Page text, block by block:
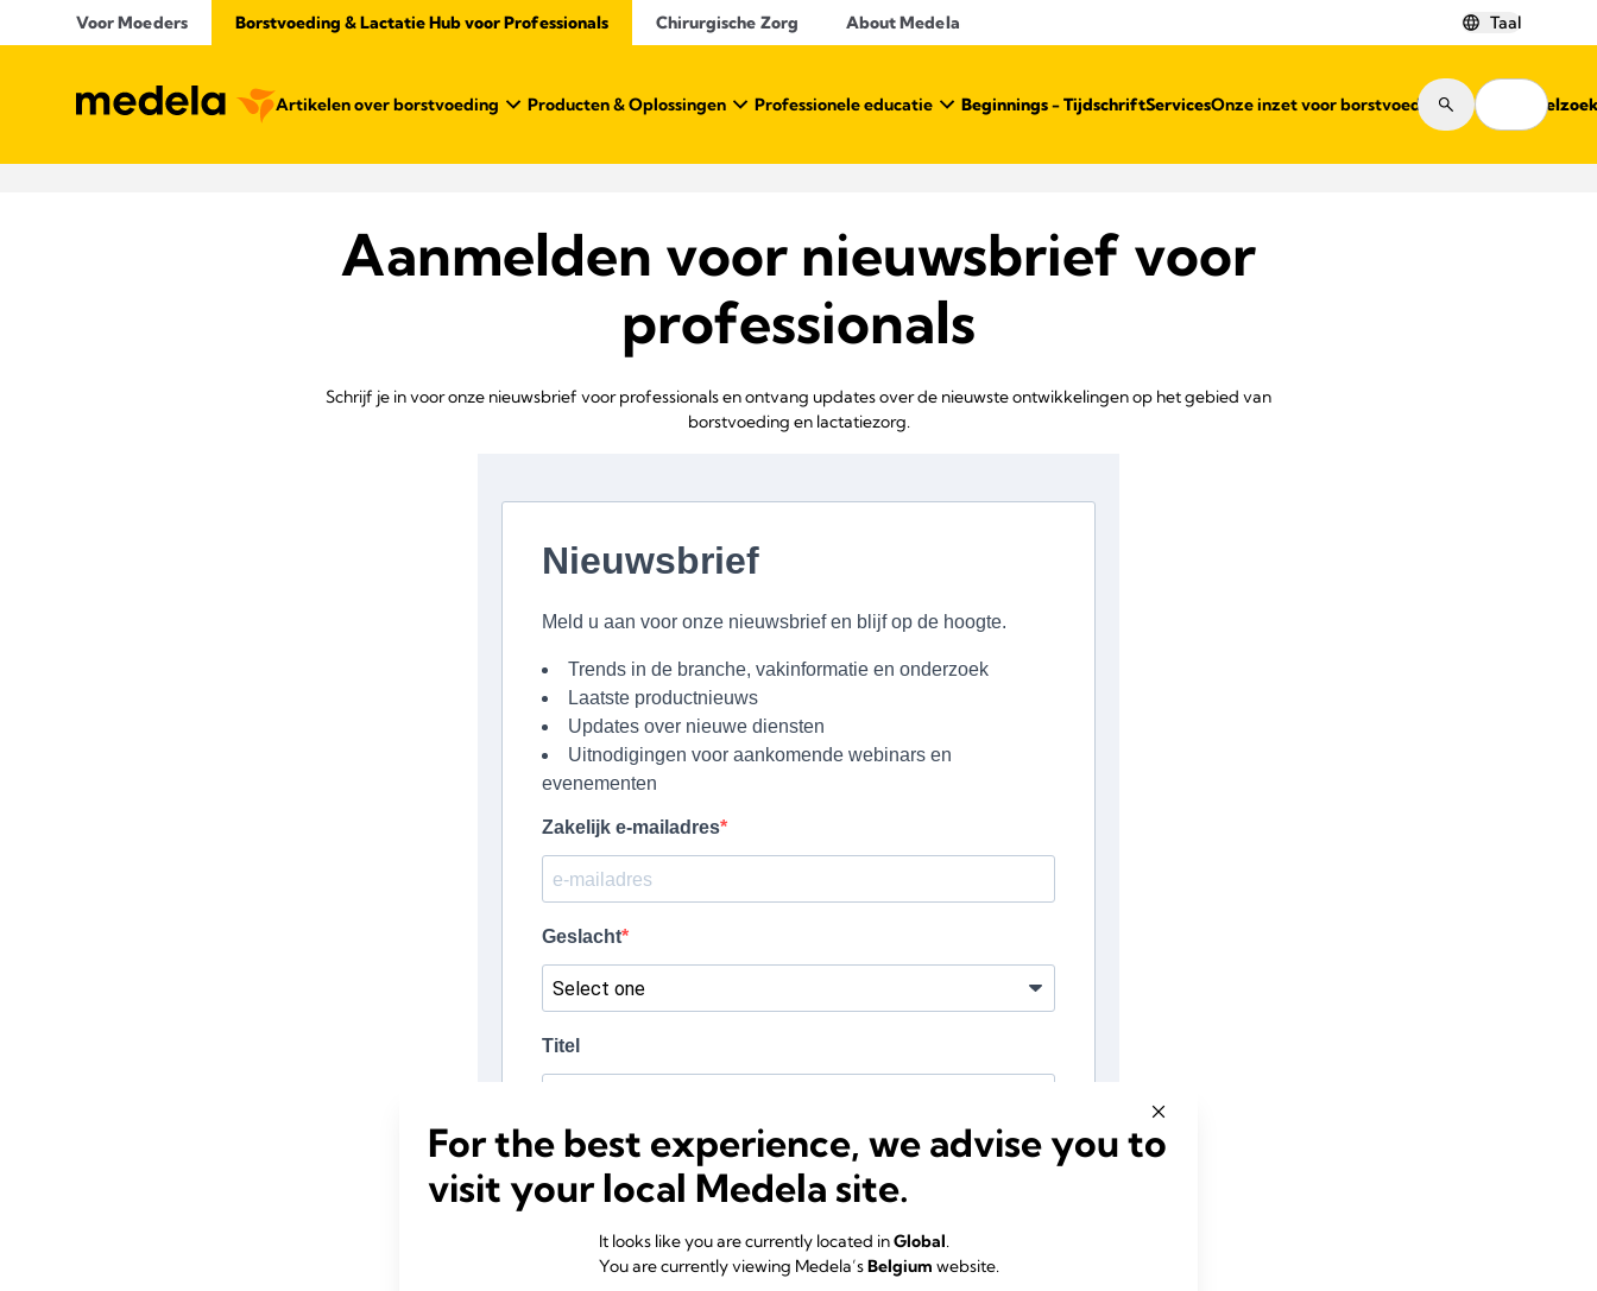
Voor Moeders Borstvoeding & Lactatie Hub voor Professionals​ Chirurgische Zorg About Medela Taal
Artikelen over borstvoeding Producten & Oplossingen Professionele educatie Beginnings - TijdschriftServicesOnze inzet voor borstvoeding
Aanmelden voor nieuwsbrief voor
professionals​
Schrijf je in voor onze nieuwsbrief voor professionals en ontvang updates over de nieuwste ontwikkelingen op het gebied van
borstvoeding en lactatiezorg.
For the best experience, we advise you to
visit your local Medela site.
It looks like you are currently located inGlobal.
You are currently viewing Medela’sBelgium website.